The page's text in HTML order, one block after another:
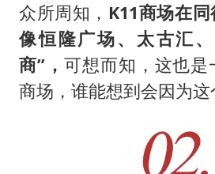
众所周知， K11商场在
像恒隆广场、太古汇
商”， 可想而知，这也是
商场，谁能想到会因为这